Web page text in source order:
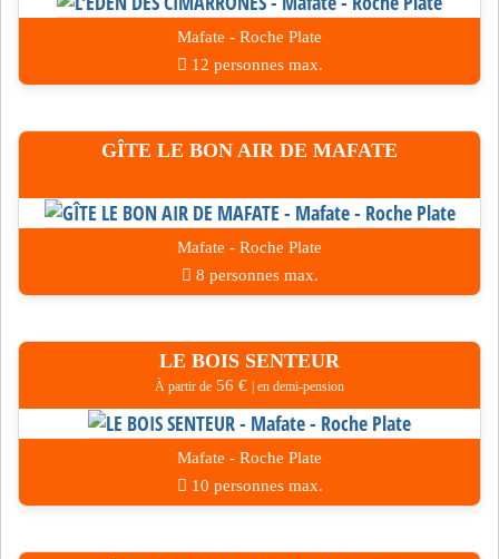
Mafate - Roche Plate
12 personnes max.
GÎTE LE BON AIR DE MAFATE
Mafate - Roche Plate
8 personnes max.
LE BOIS SENTEUR
À partir de 56 € | en demi-pension
Mafate - Roche Plate
10 personnes max.